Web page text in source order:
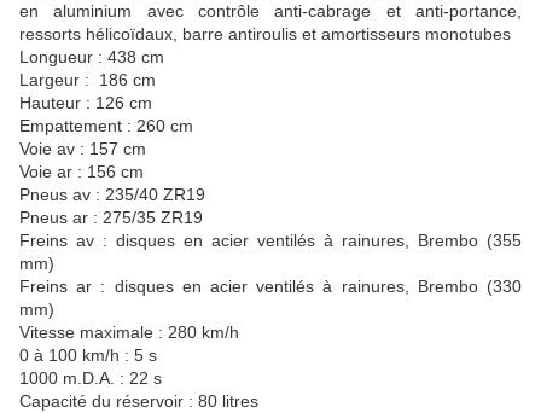
en aluminium avec contrôle anti-cabrage et anti-portance,
ressorts hélicoïdaux, barre antiroulis et amortisseurs monotubes
Longueur : 438 cm
Largeur : 186 cm
Hauteur : 126 cm
Empattement : 260 cm
Voie av : 157 cm
Voie ar : 156 cm
Pneus av : 235/40 ZR19
Pneus ar : 275/35 ZR19
Freins av : disques en acier ventilés à rainures, Brembo (355
mm)
Freins ar : disques en acier ventilés à rainures, Brembo (330
mm)
Vitesse maximale : 280 km/h
0 à 100 km/h : 5 s
1000 m.D.A. : 22 s
Capacité du réservoir : 80 litres